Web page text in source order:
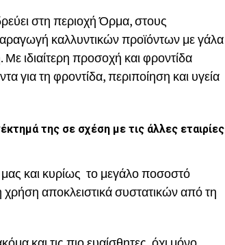
στη περιοχή Όρμα, στους
καλλυντικών προϊόντων με γάλα
Με ιδιαίτερη προσοχή και φροντίδα
για τη φροντίδα, περιποίηση και υγεία
της σε σχέση με τις άλλες εταιρίες
και κυρίως το μεγάλο ποσοστό
αποκλειστικά συστατικών από τη